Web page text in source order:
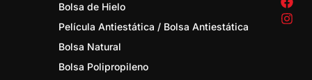
Bolsa de Hielo
Película Antiestática / Bolsa Antiestática
Bolsa Natural
Bolsa Polipropileno